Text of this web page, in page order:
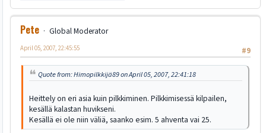
Pete
Global Moderator
#9
April 05, 2007, 22:45:55
Quote from: Himopilkkijä89 on April 05, 2007, 22:41:18
Heittely on eri asia kuin pilkkiminen. Pilkkimisessä kilpailen,
kesällä kalastan huvikseni.
Kesällä ei ole niin väliä, saanko esim. 5 ahventa vai 25.